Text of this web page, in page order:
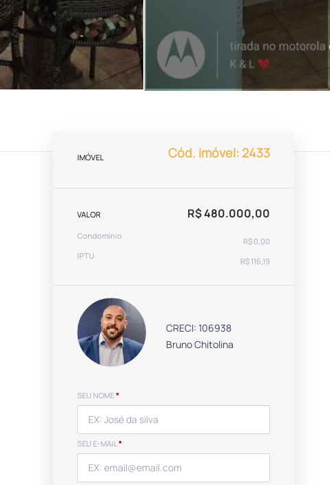
IMÓVEL Cód. imóvel: 2433
VALOR R$ 480.000,00
Condomínio
R$ 0,00
IPTU
R$ 116,19
CRECI: 106938
Bruno Chitolina
SEU NOME*
SEU E-MAIL *